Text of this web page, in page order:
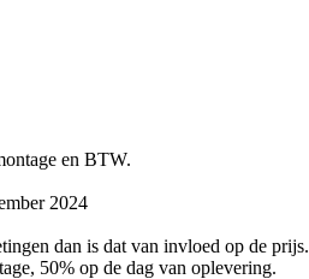
en BTW.
2024
dan is dat van invloed op de prijs.
50% op de dag van oplevering.